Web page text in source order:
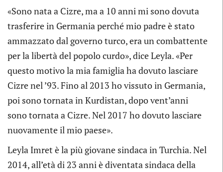
«Sono nata a Cizre, ma a 10 anni mi sono dovuta
trasferire in Germania perché mio padre è stato
ammazzato dal governo turco, era un combattente
per la libertà del popolo curdo», dice Leyla. «Per
questo motivo la mia famiglia ha dovuto lasciare
Cizre nel ’93. Fino al 2013 ho vissuto in Germania,
poi sono tornata in Kurdistan, dopo vent’anni
sono tornata a Cizre. Nel 2017 ho dovuto lasciare
nuovamente il mio paese».
Leyla Imret è la più giovane sindaca in Turchia. Nel
2014, all’età di 23 anni è diventata sindaca della